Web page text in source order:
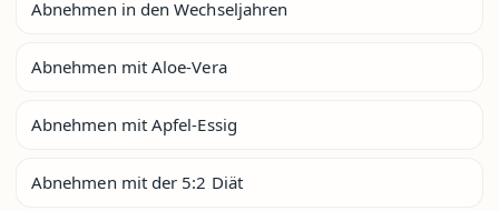
Abnehmen in den Wechseljahren
Abnehmen mit Aloe-Vera
Abnehmen mit Apfel-Essig
Abnehmen mit der 5:2 Diät